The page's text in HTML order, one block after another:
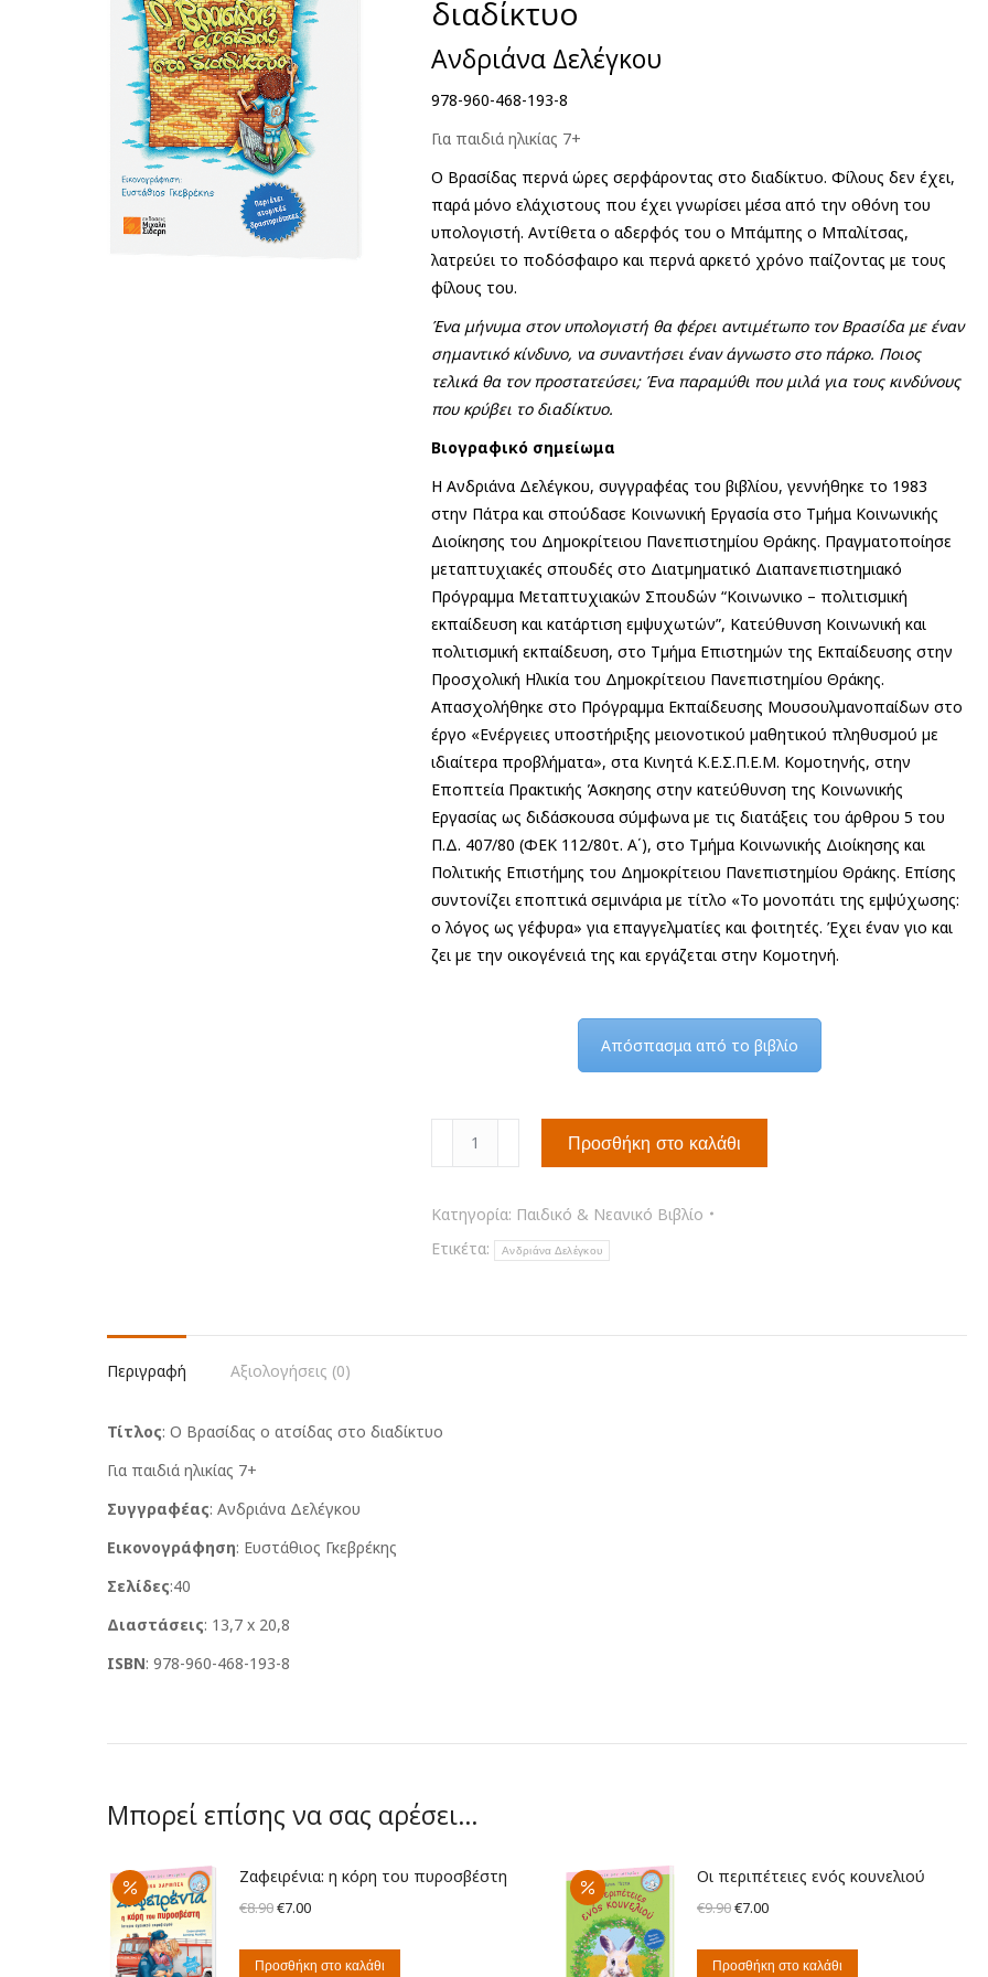
διαδίκτυο
Ανδριάνα Δελέγκου
978-960-468-193-8
Για παιδιά ηλικίας 7+
Ο Βρασίδας περνά ώρες σερφάροντας στο διαδίκτυο. Φίλους δεν έχει,
παρά μόνο ελάχιστους που έχει γνωρίσει μέσα από την οθόνη του
υπολογιστή. Αντίθετα ο αδερφός του ο Μπάμπης ο Μπαλίτσας,
λατρεύει το ποδόσφαιρο και περνά αρκετό χρόνο παίζοντας με τους
φίλους του.
Ένα μήνυμα στον υπολογιστή θα φέρει αντιμέτωπο τον Βρασίδα με έναν
σημαντικό κίνδυνο, να συναντήσει έναν άγνωστο στο πάρκο. Ποιος
τελικά θα τον προστατεύσει; Ένα παραμύθι που μιλά για τους κινδύνους
που κρύβει το διαδίκτυο.
Βιογραφικό σημείωμα
Η Ανδριάνα Δελέγκου, συγγραφέας του βιβλίου, γεννήθηκε το 1983
στην Πάτρα και σπούδασε Κοινωνική Εργασία στο Τµήµα Κοινωνικής
Διοίκησης του Δηµοκρίτειου Πανεπιστηµίου Θράκης. Πραγµατοποίησε
µεταπτυχιακές σπουδές στο Διατµηµατικό Διαπανεπιστηµιακό
Πρόγραµµα Μεταπτυχιακών Σπουδών “Κοινωνικο – πολιτισµική
εκπαίδευση και κατάρτιση εµψυχωτών”, Κατεύθυνση Κοινωνική και
πολιτισµική εκπαίδευση, στο Τµήµα Επιστηµών της Εκπαίδευσης στην
Προσχολική Ηλικία του Δηµοκρίτειου Πανεπιστηµίου Θράκης.
Απασχολήθηκε στο Πρόγραµµα Εκπαίδευσης Μουσουλµανοπαίδων στο
έργο «Ενέργειες υποστήριξης µειονοτικού µαθητικού πληθυσµού µε
ιδιαίτερα προβλήµατα», στα Κινητά Κ.Ε.Σ.Π.Ε.Μ. Κοµοτηνής, στην
Εποπτεία Πρακτικής Άσκησης στην κατεύθυνση της Κοινωνικής
Εργασίας ως διδάσκουσα σύµφωνα µε τις διατάξεις του άρθρου 5 του
Π.Δ. 407/80 (ΦΕΚ 112/80τ. Α΄), στο Τµήµα Κοινωνικής Διοίκησης και
Πολιτικής Επιστήµης του Δηµοκρίτειου Πανεπιστηµίου Θράκης. Επίσης
συντονίζει εποπτικά σεµινάρια µε τίτλο «To µονοπάτι της εµψύχωσης:
ο λόγος ως γέφυρα» για επαγγελµατίες και φοιτητές. Έχει έναν γιο και
ζει µε την οικογένειά της και εργάζεται στην Κοµοτηνή.
Απόσπασμα από το βιβλίο
ατσίδας
στο
Προσθήκη στο καλάθι
Κατηγορία: Παιδικό & Νεανικό Βιβλίο
Ετικέτα:
Ανδριάνα Δελέγκου
Περιγραφή Αξιολογήσεις (0)
Τίτλος: Ο Βρασίδας ο ατσίδας στο διαδίκτυο
Για παιδιά ηλικίας 7+
Συγγραφέας: Ανδριάνα Δελέγκου
Εικονογράφηση: Ευστάθιος Γκεβρέκης
Σελίδες:40
Διαστάσεις: 13,7 x 20,8
ISBN: 978-960-468-193-8
Μπορεί επίσης να σας αρέσει…
Ζαφειρένια: η κόρη του πυροσβέστη
€8.90Original
was:
€7.00Η
τιμή
Προσθήκη στο καλάθι
Οι περιπέτειες ενός κουνελιού
€9.90Original
was:
€7.00Η
τιμή
Προσθήκη στο καλάθι